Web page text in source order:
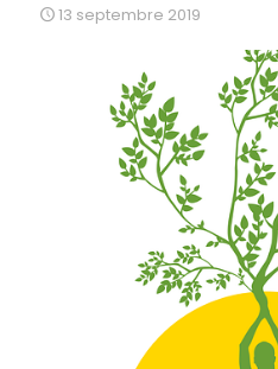
13 septembre 2019